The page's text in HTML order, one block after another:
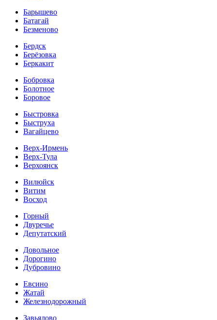
Барышево
Батагай
Безменово
Бердск
Берёзовка
Беркакит
Бобровка
Болотное
Боровое
Быстровка
Быструха
Вагайцево
Верх-Ирмень
Верх-Тула
Верхоянск
Вилюйск
Витим
Восход
Горный
Двуречье
Депутатский
Довольное
Дорогино
Дубровино
Евсино
Жатай
Железнодорожный
Завьялово